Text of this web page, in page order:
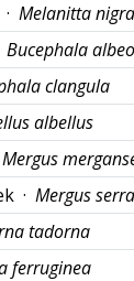
Melanitta nigra
Bucephala
clangula
albellus
Mergus
· Mergus
tadorna
ferruginea